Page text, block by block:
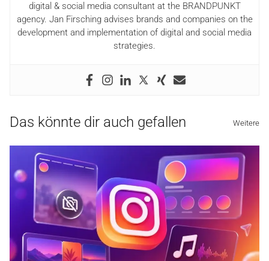
digital & social media consultant at the BRANDPUNKT
agency. Jan Firsching advises brands and companies on the
development and implementation of digital and social media
strategies.
Das könnte dir auch gefallen Weitere